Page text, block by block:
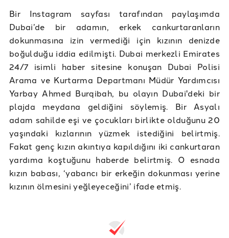
Bir Instagram sayfası tarafından paylaşımda
Dubai’de bir adamın, erkek cankurtaranların
dokunmasına izin vermediği için kızının denizde
boğulduğu iddia edilmişti. Dubai merkezli Emirates
24/7 isimli haber sitesine konuşan Dubai Polisi
Arama ve Kurtarma Departmanı Müdür Yardımcısı
Yarbay Ahmed Burqibah, bu olayın Dubai'deki bir
plajda meydana geldiğini söylemiş. Bir Asyalı
adam sahilde eşi ve çocukları birlikte olduğunu 20
yaşındaki kızlarının yüzmek istediğini belirtmiş.
Fakat genç kızın akıntıya kapıldığını iki cankurtaran
yardıma koştuğunu haberde belirtmiş. O esnada
kızın babası, ‘yabancı bir erkeğin dokunması yerine
kızının ölmesini yeğleyeceğini’ ifade etmiş.